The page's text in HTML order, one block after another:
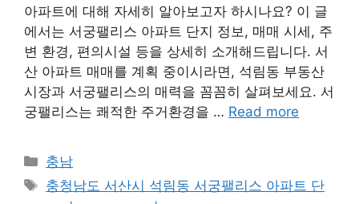
아파트에 대해 자세히 알아보고자 하시나요? 이 글
에서는 서궁팰리스 아파트 단지 정보, 매매 시세, 주
변 환경, 편의시설 등을 상세히 소개해드립니다. 서
산 아파트 매매를 계획 중이시라면, 석림동 부동산
시장과 서궁팰리스의 매력을 꼼꼼히 살펴보세요. 서
궁팰리스는 쾌적한 주거환경을 … Read more
Categories
충남
Tags
충청남도 서산시 석림동 서궁팰리스 아파트 단